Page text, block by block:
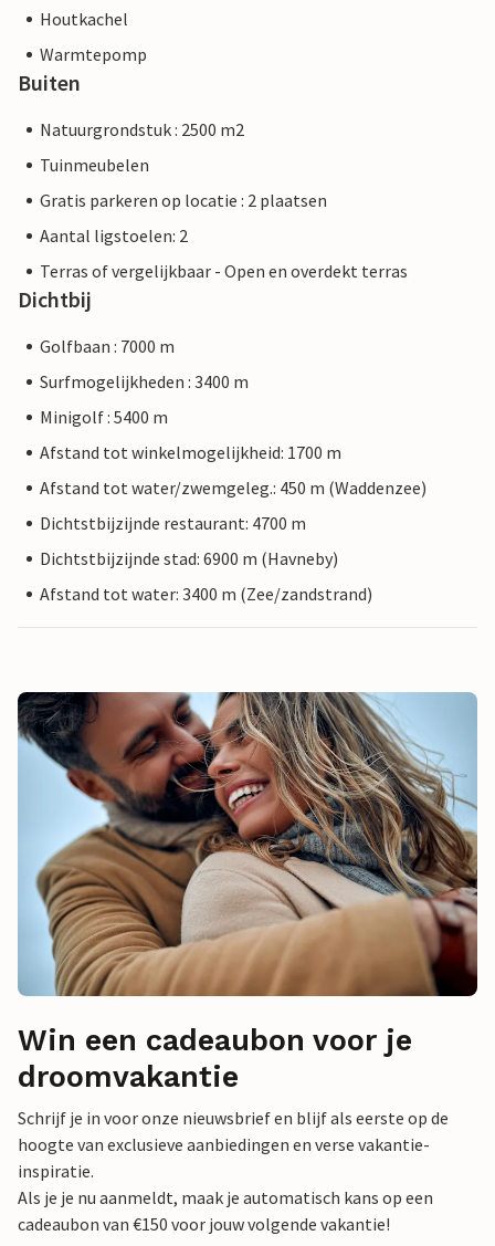
Houtkachel
Warmtepomp
Buiten
Natuurgrondstuk : 2500 m2
Tuinmeubelen
Gratis parkeren op locatie : 2 plaatsen
Aantal ligstoelen: 2
Terras of vergelijkbaar - Open en overdekt terras
Dichtbij
Golfbaan : 7000 m
Surfmogelijkheden : 3400 m
Minigolf : 5400 m
Afstand tot winkelmogelijkheid: 1700 m
Afstand tot water/zwemgeleg.: 450 m (Waddenzee)
Dichtstbijzijnde restaurant: 4700 m
Dichtstbijzijnde stad: 6900 m (Havneby)
Afstand tot water: 3400 m (Zee/zandstrand)
Win een cadeaubon voor je
droomvakantie
Schrijf je in voor onze nieuwsbrief en blijf als eerste op de
hoogte van exclusieve aanbiedingen en verse vakantie-
inspiratie.
Als je je nu aanmeldt, maak je automatisch kans op een
cadeaubon van €150 voor jouw volgende vakantie!